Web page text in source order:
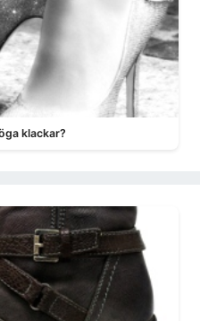
klackar?